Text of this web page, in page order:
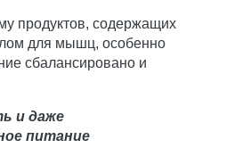
продуктов, содержащих
для мышц, особенно
сбалансировано и
и даже
питание